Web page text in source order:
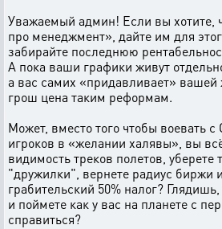
Уважаемый админ! Если вы хотите,
про менеджмент», дайте им для
забирайте последнюю
А пока ваши графики живут
а вас самих «придавливает»
грош цена таким реформам.
Может, вместо того чтобы воевать
игроков в «желании халявы», вы
видимость треков полетов, уберете
"дружилки", вернете радиус биржи
грабительский 50% налог?
и поймете как у вас на планете с
справиться?